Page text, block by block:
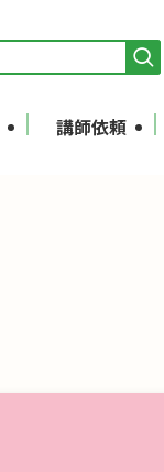
講師依頼